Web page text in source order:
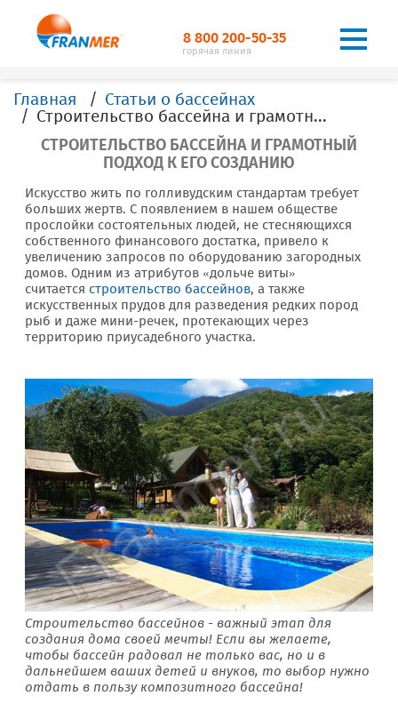
8 800 200-50-35
горячая линия
Главная
Статьи о бассейнах
Строительство бассейна и грамотный подход к его созданию
СТРОИТЕЛЬСТВО БАССЕЙНА И ГРАМОТНЫЙ
ПОДХОД К ЕГО СОЗДАНИЮ
Искусство жить по голливудским стандартам требует
больших жертв. С появлением в нашем обществе
прослойки состоятельных людей, не стесняющихся
собственного финансового достатка, привело к
увеличению запросов по оборудованию загородных
домов. Одним из атрибутов «дольче виты»
считается строительство бассейнов, а также
искусственных прудов для разведения редких пород
рыб и даже мини-речек, протекающих через
территорию приусадебного участка.
Строительство бассейнов - важный этап для
создания дома своей мечты! Если вы желаете,
чтобы бассейн радовал не только вас, но и в
дальнейшем ваших детей и внуков, то выбор нужно
отдать в пользу композитного бассейна!